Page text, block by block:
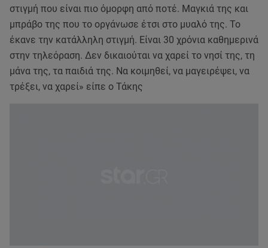
στιγμή που είναι πιο όμορφη από ποτέ. Μαγκιά της και
μπράβο της που το οργάνωσε έτσι στο μυαλό της. Το
έκανε την κατάλληλη στιγμή. Είναι 30 χρόνια καθημερινά
στην τηλεόραση. Δεν δικαιούται να χαρεί το νησί της, τη
μάνα της, τα παιδιά της. Να κοιμηθεί, να μαγειρέψει, να
τρέξει, να χαρεί» είπε ο Τάκης